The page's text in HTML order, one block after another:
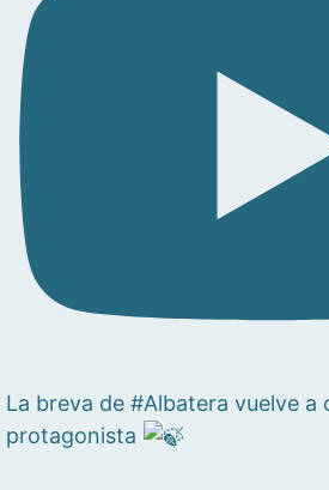
La breva de #Albatera vuelve a
protagonista